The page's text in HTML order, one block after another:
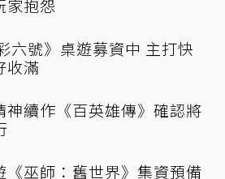
？《薩爾達傳說》等精美手
告終